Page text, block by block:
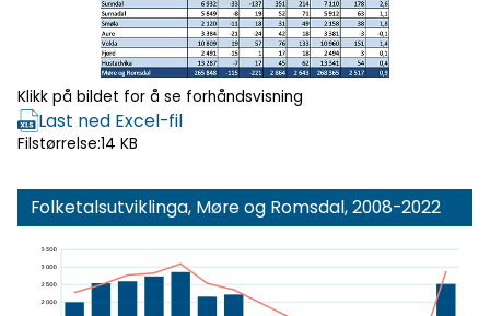
Klikk på bildet for å se forhåndsvisning
Last ned Excel-fil
Filstørrelse:14 KB
Folketalsutviklinga, Møre og Romsdal, 2008-2022